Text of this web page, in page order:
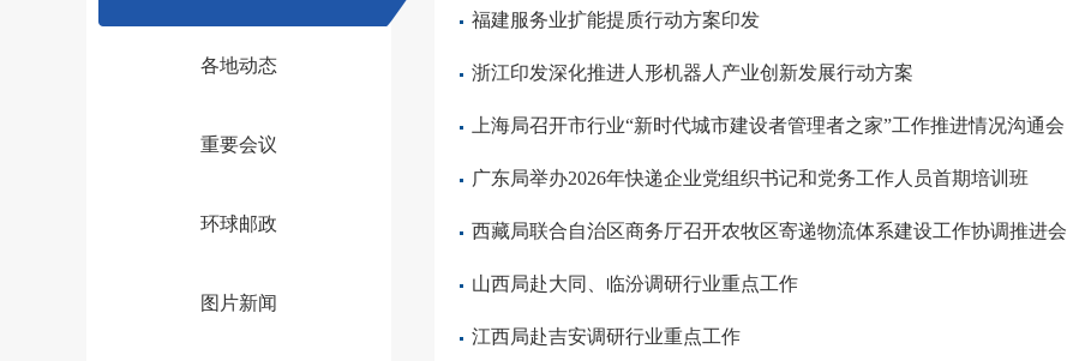
各地动态
重要会议
环球邮政
图片新闻
福建服务业扩能提质行动方案印发
浙江印发深化推进人形机器人产业创新发展行动方案
上海局召开市行业“新时代城市建设者管理者之家”工作推进情况沟通会
广东局举办2026年快递企业党组织书记和党务工作人员首期培训班
西藏局联合自治区商务厅召开农牧区寄递物流体系建设工作协调推进会
山西局赴大同、临汾调研行业重点工作
江西局赴吉安调研行业重点工作